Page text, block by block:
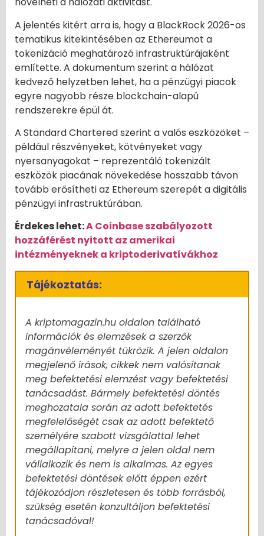
A jelentés kitért arra is, hogy a BlackRock 2026-os
tematikus kitekintésében az Ethereumot a
tokenizáció meghatározó infrastruktúrájaként
említette. A dokumentum szerint a hálózat
kedvező helyzetben lehet, ha a pénzügyi piacok
egyre nagyobb része blockchain-alapú
rendszerekre épül át.
A Standard Chartered szerint a valós eszközöket –
például részvényeket, kötvényeket vagy
nyersanyagokat – reprezentáló tokenizált
eszközök piacának növekedése hosszabb távon
tovább erősítheti az Ethereum szerepét a digitális
pénzügyi infrastruktúrában.
Érdekes lehet:A Coinbase szabályozott
hozzáférést nyitott az amerikai
intézményeknek a kriptoderivatívákhoz
Tájékoztatás:
A kriptomagazin.hu oldalon található
információk és elemzések a szerzők
magánvéleményét tükrözik. A jelen oldalon
megjelenő írások, cikkek nem valósítanak
meg befektetési elemzést vagy befektetési
tanácsadást. Bármely befektetési döntés
meghozatala során az adott befektetés
megfelelőségét csak az adott befektető
személyére szabott vizsgálattal lehet
megállapítani, melyre a jelen oldal nem
vállalkozik és nem is alkalmas. Az egyes
befektetési döntések előtt éppen ezért
tájékozódjon részletesen és több forrásból,
szükség esetén konzultáljon befektetési
tanácsadóval!